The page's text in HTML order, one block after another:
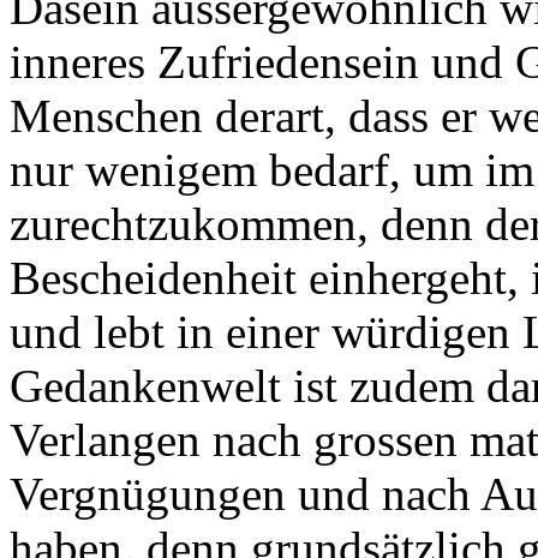
inneres Zufriedensein und
Menschen derart, dass er
nur wenigem bedarf, um
zurechtzukommen, denn
Bescheidenheit
und lebt in einer würdigen
Gedankenwelt ist zudem
Verlangen nach grossen
Vergnügungen und nach
haben, denn grundsätzlich